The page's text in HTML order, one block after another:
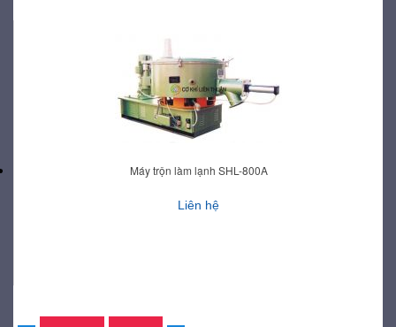
Máy trộn làm lạnh SHL-800A
Liên hệ